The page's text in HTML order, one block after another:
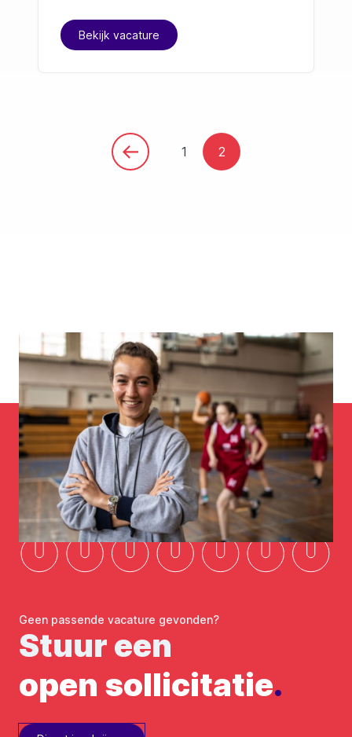
Bekijk vacature
1 2
Geen passende vacature gevonden?
Stuur een
open sollicitatie.